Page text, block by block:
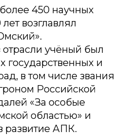
450 научных
возглавлял
учёный был
государственных и
в том числе звания
Российской
«За особые
областью» и
развитие АПК.